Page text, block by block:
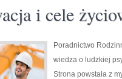
i cele
Poradnictwo
wiedza o ludzkiej
Strona powstała z